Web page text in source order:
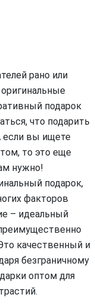
рано или
подарок
что подарить
если вы ищете
то это еще
нужно!
подарок,
факторов
– идеальный
качественный и
безграничному
оптом для